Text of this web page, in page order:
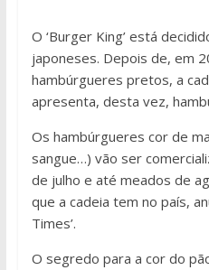
O ‘Burger King’ está
japoneses. Depois de, em
hambúrgueres pretos, a
apresenta, desta vez,
Os hambúrgueres cor de
sangue…) vão ser
de julho e até meados de
que a cadeia tem no país,
Times’.
O segredo para a cor do